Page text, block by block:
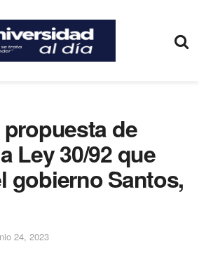
de
Ley 30/92 que
gobierno Santos,
24, 2023